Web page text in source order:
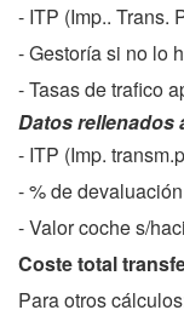
- ITP (Imp.. Trans.
- Gestoría si no lo
-Tasas de trafico
Datos rellenados
- ITP (Imp.
- % de
- Valor coche s/
Coste total
Para otros